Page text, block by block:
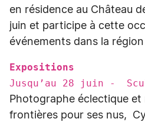
en résidence au Château
juin et participe à cette
événements dans la
Expositions
Jusqu’au 28 juin -
Photographe éclectique
frontières pour ses nus,